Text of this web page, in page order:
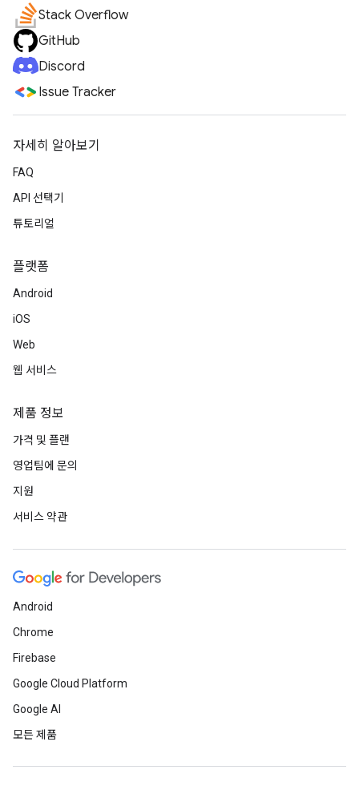
Stack Overflow
GitHub
Discord
Issue Tracker
자세히 알아보기
FAQ
API 선택기
튜토리얼
플랫폼
Android
iOS
Web
웹 서비스
제품 정보
가격 및 플랜
영업팀에 문의
지원
서비스 약관
Android
Chrome
Firebase
Google Cloud Platform
Google AI
모든 제품